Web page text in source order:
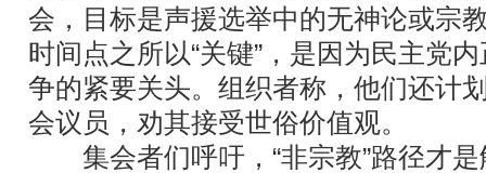
会，目标是声援选举中的无神论或宗
时间点之所以“关键”，是因为民主党
争的紧要关头。组织者称，他们还计
会议员，劝其接受世俗价值观。
集会者们呼吁，“非宗教”路径才是